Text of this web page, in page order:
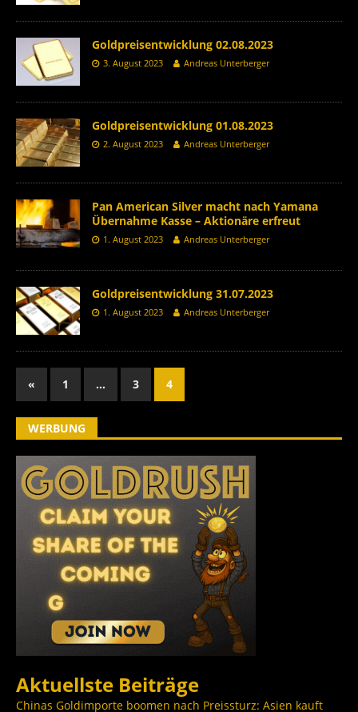
Goldpreisentwicklung 02.08.2023
3. August 2023 Andreas Unterberger
Goldpreisentwicklung 01.08.2023
2. August 2023 Andreas Unterberger
Pan American Silver macht nach Yamana
Übernahme Kasse – Aktionäre erfreut
1. August 2023 Andreas Unterberger
Goldpreisentwicklung 31.07.2023
1. August 2023 Andreas Unterberger
« 1 … 3 4
WERBUNG
Aktuellste Beiträge
Chinas Goldimporte boomen nach Preissturz: Asien kauft